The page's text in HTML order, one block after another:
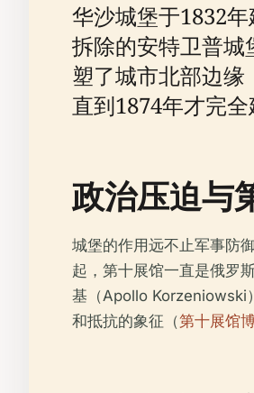
华沙城堡于1832
拆除的安特卫普
塑了城市北部边缘
直到1874年才完全
政治压迫与
城堡的作用远不止军事防
起，第十展馆一直是俄罗
基（Apollo Korzeniowski
和抵抗的象征（第十展馆